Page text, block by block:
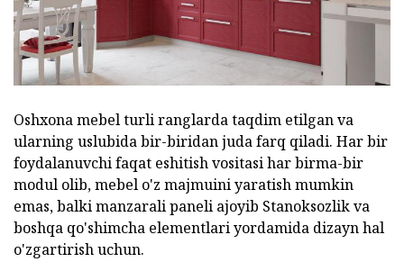
Oshxona mebel turli ranglarda taqdim etilgan va
ularning uslubida bir-biridan juda farq qiladi. Har bir
foydalanuvchi faqat eshitish vositasi har birma-bir
modul olib, mebel o'z majmuini yaratish mumkin
emas, balki manzarali paneli ajoyib Stanoksozlik va
boshqa qo'shimcha elementlari yordamida dizayn hal
o'zgartirish uchun.